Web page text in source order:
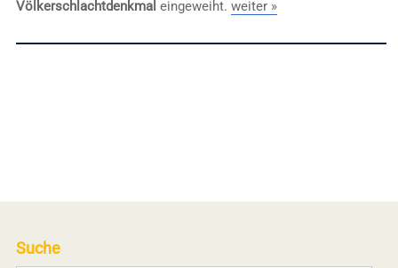
Völkerschlachtdenkmal eingeweiht. weiter »
Suche